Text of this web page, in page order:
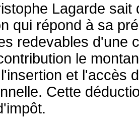
Lagarde sait
qui répond à sa
redevables d'une
le
et l'accès
Cette